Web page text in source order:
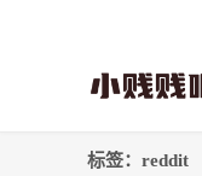
标签：reddit